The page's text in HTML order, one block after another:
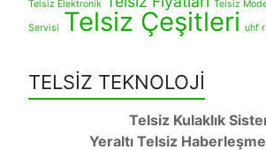
Telsiz Elektronik
Telsiz
Servisi Telsiz Çeşitleri uhf
TELSİZ TEKNOLOJİ
Telsiz Kulaklık
Yeraltı Telsiz